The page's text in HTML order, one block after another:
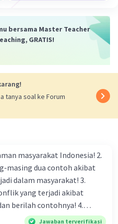
Iklan
digunakan dalam
untuk tujuan yang
numbers digunakan
jumlah atau kuantitas
"berapa
untuk
atau mengukur jumlah.
di meja."
Ordinal)
numbers digunakan untuk
bersama Master Teacher
GRATIS!
tanya soal ke Forum
masyarakat Indonesia! 2.
masing dua contoh akibat
dalam masyarakat! 3.
yang terjadi akibat
berilah contohnya! 4.
yang memiliki keberagaman
Jawaban terverifikasi